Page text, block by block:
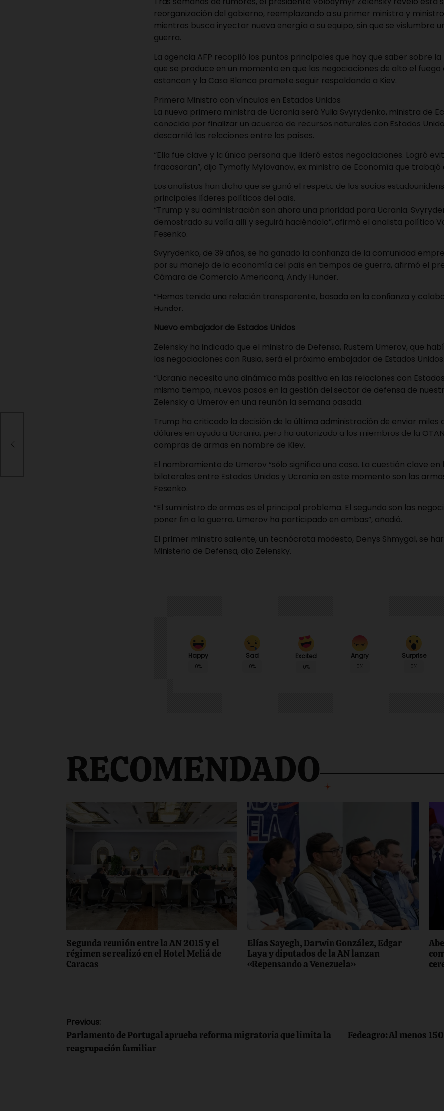
reorganización del gobierno, reemplazando a su primer ministro y
mientras busca inyectar nueva energía a su equipo, sin que se vislumbre
guerra.
La agencia AFP recopiló los puntos principales que hay que saber sobre
que se produce en un momento en que las negociaciones de alto el fuego
estancan y la Casa Blanca promete seguir respaldando a Kiev.
Primera Ministro con vínculos en Estados Unidos
La nueva primera ministra de Ucrania será Yulia Svyrydenko, ministra de
conocida por finalizar un acuerdo de recursos naturales con Estados
descarriló las relaciones entre los países.
“Ella fue clave y la única persona que lideró estas negociaciones. Logró
fracasaran”, dijo Tymofiy Mylovanov, ex ministro de Economía que trabajó
Los analistas han dicho que se ganó el respeto de los socios
principales líderes políticos del país.
“Trump y su administración son ahora una prioridad para Ucrania.
demostrado su valía allí y seguirá haciéndolo”, afirmó el analista político
Fesenko.
Svyrydenko, de 39 años, se ha ganado la confianza de la comunidad
por su manejo de la economía del país en tiempos de guerra, afirmó el
Cámara de Comercio Americana, Andy Hunder.
“Hemos tenido una relación transparente, basada en la confianza y
Hunder.
Nuevo embajador de Estados Unidos
Zelensky ha indicado que el ministro de Defensa, Rustem Umerov, que
las negociaciones con Rusia, será el próximo embajador de Estados
“Ucrania necesita una dinámica más positiva en las relaciones con
mismo tiempo, nuevos pasos en la gestión del sector de defensa de
Zelensky a Umerov en una reunión la semana pasada.
Trump ha criticado la decisión de la última administración de enviar miles
dólares en ayuda a Ucrania, pero ha autorizado a los miembros de la
compras de armas en nombre de Kiev.
El nombramiento de Umerov “sólo significa una cosa. La cuestión clave en
bilaterales entre Estados Unidos y Ucrania en este momento son las
Fesenko.
“El suministro de armas es el principal problema. El segundo son las
poner fin a la guerra. Umerov ha participado en ambas”, añadió.
El primer ministro saliente, un tecnócrata modesto, Denys Shmygal, se
Ministerio de Defensa, dijo Zelensky.
Happy
0%
Sad
0%
Excited
0%
Angry
0%
Surprise
0%
RECOMENDADO
Segunda reunión entre la AN 2015 y el
régimen se realizó en el Hotel Meliá de
Caracas
Elías Sayegh, Darwin González, Edgar
Laya y diputados de la AN lanzan
«Repensando a Venezuela»
Navegación
de
Previous:
Parlamento de Portugal aprueba reforma migratoria que limita la
reagrupación familiar
Fedeagro: Al menos